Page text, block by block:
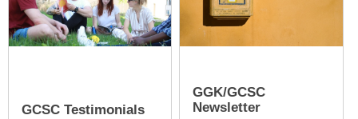
GCSC Testimonials
GGK/GCSC
Newsletter